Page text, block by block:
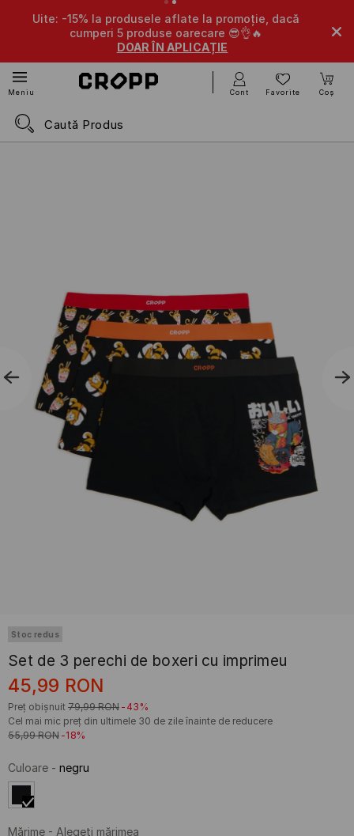
Uite: -15% la produsele aflate la promoție, dacă
cumperi 5 produse oarecare 😎👌🔥
DOAR ÎN APLICAȚIE
Meniu Cont Favorite Coș
Stoc redus
Set de 3 perechi de boxeri cu imprimeu
45,99 RON
Preț obișnuit 79,99 RON -43%
Cel mai mic preț din ultimele 30 de zile înainte de reducere
55,99 RON -18%
Culoare - negru
Mărime - Alegeţi mărimea